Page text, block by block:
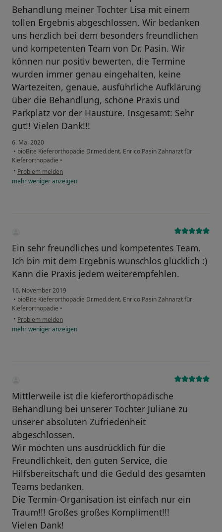
Behandlung meiner Tochter Lisa mit einem
tollen Ergebnis abgeschlossen. Wir bedanken
uns herzlich bei dem besonders freundlichen
und kompetenten Team von Dr. Pasin. Wir
können nur positiv bewerten, die Termine
wurden immer genau eingehalten, keine
Wartezeiten, genaue, ausführliche Aufklärung
über die Behandlung, schöne Praxis und
Parkplatz vor der Haustüre. Insgesamt: Sehr
gut!! Vielen Dank!!!
6. Mai 2020
• bioBite Kieferorthopädie Dr.med.dent. Enrico Pasin Zahnarzt für
Kieferorthopädie •
• Problem melden
mehrwenigeranzeigen
Ein sehr freundliches und kompetentes Team.
Ich bin mit dem Ergebnis wunschlos glücklich :)
Kann die Praxis jedem weiterempfehlen.
16. November 2019
• bioBite Kieferorthopädie Dr.med.dent. Enrico Pasin Zahnarzt für
Kieferorthopädie •
• Problem melden
mehrwenigeranzeigen
Mittlerweile ist die kieferorthopädische
Behandlung bei unserer Tochter Juliane zu
unserer absoluten Zufriedenheit
abgeschlossen.
Wir möchten uns ausdrücklich für die
Freundlichkeit, den guten Service, die
Hilfsbereitschaft und die Geduld des gesamten
Teams bedanken.
Die Termin-Organisation ist einfach nur ein
Traum!!! Großes großes Kompliment!!!
Vielen Dank!